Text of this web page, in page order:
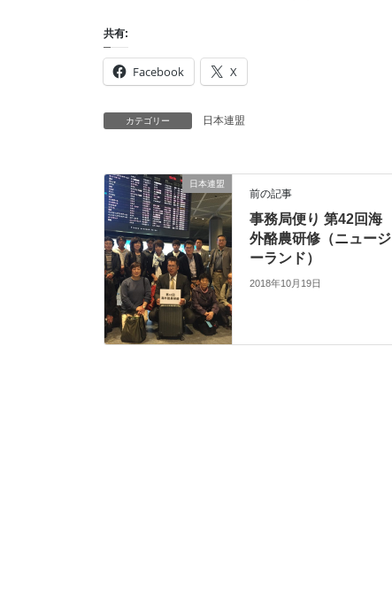
共有:
Facebook X
カテゴリー 日本連盟
日本連盟
前の記事
事務局便り 第42回海
外酪農研修（ニュージ
ーランド）
2018年10月19日